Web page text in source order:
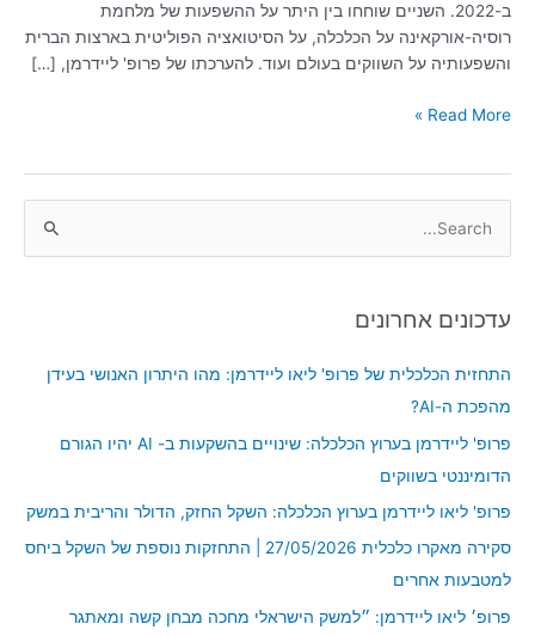
ב-2022. השניים שוחחו בין היתר על ההשפעות של מלחמת
רוסיה-אורקאינה על הכלכלה, על הסיטואציה הפוליטית בארצות הברית
והשפעותיה על השווקים בעולם ועוד. להערכתו של פרופ' ליידרמן, […]
Read More »
r
:
עדכונים אחרונים
התחזית הכלכלית של פרופ' ליאו ליידרמן: מהו היתרון האנושי בעידן
מהפכת ה-AI?
פרופ' ליידרמן בערוץ הכלכלה: שינויים בהשקעות ב- AI יהיו הגורם
הדומיננטי בשווקים
פרופ' ליאו ליידרמן בערוץ הכלכלה: השקל החזק, הדולר והריבית במשק
סקירה מאקרו כלכלית 27/05/2026 | התחזקות נוספת של השקל ביחס
למטבעות אחרים
פרופ׳ ליאו ליידרמן: ״למשק הישראלי מחכה מבחן קשה ומאתגר